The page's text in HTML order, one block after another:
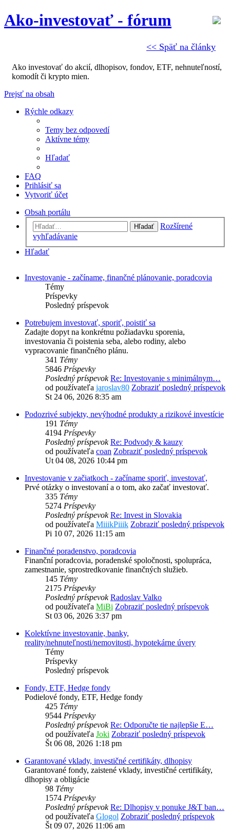
<< Späť na články
Ako-investovať - fórum
Ako investovať do akcií, dlhopisov, fondov, ETF, nehnuteľností,
komodít či krypto mien.
Prejsť na obsah
Rýchle odkazy
Temy bez odpovedí
Aktívne témy
Hľadať
FAQ
Prihlásiť sa
Vytvoriť účet
Obsah portálu
Hľadať
Rozšírené
vyhľadávanie
Hľadať
Investovanie - začíname, finančné plánovanie, poradcovia
Témy
Príspevky
Posledný príspevok
Potrebujem investovať, sporiť, poistiť sa
Zadajte dopyt na konkrétnu požiadavku sporenia,
investovania či poistenia seba, alebo rodiny, alebo
vypracovanie finančného plánu.
341 Témy
5846 Príspevky
Posledný príspevok Re: Investovanie s minimálnym…
od používateľa jaroslav80 Zobraziť posledný príspevok
St 24 06, 2026 8:35 am
Podozrivé subjekty, nevýhodné produkty a rizikové investície
191 Témy
4194 Príspevky
Posledný príspevok Re: Podvody & kauzy
od používateľa coan Zobraziť posledný príspevok
Ut 04 08, 2026 10:44 pm
Investovanie v začiatkoch - začíname sporiť, investovať,
Prvé otázky o investovaní a o tom, ako začať investovať.
335 Témy
5274 Príspevky
Posledný príspevok Re: Invest in Slovakia
od používateľa MiiikPiiik Zobraziť posledný príspevok
Pi 10 07, 2026 11:15 am
Finančné poradenstvo, poradcovia
Finanční poradcovia, poradenské spoločnosti, spolupráca,
zamestnanie, sprostredkovanie finančných služieb.
145 Témy
2175 Príspevky
Posledný príspevok Radoslav Valko
od používateľa MiBi Zobraziť posledný príspevok
St 03 06, 2026 3:37 pm
Kolektívne investovanie, banky,
reality/nehnuteľnosti/nemovitosti, hypotekárne úvery
Témy
Príspevky
Posledný príspevok
Fondy, ETF, Hedge fondy
Podielové fondy, ETF, Hedge fondy
425 Témy
9544 Príspevky
Posledný príspevok Re: Odporučte tie najlepšie E…
od používateľa Joki Zobraziť posledný príspevok
Št 06 08, 2026 1:18 pm
Garantované vklady, investičné certifikáty, dlhopisy
Garantované fondy, zaistené vklady, investičné certifikáty,
dlhopisy a obligácie
98 Témy
1574 Príspevky
Posledný príspevok Re: Dlhopisy v ponuke J&T ban…
od používateľa Glogol Zobraziť posledný príspevok
Št 09 07, 2026 11:06 am